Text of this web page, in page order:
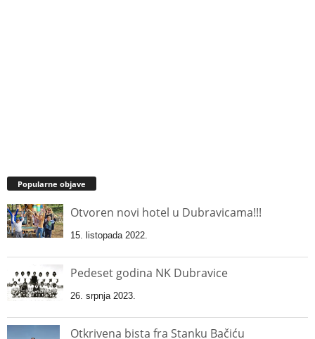
Popularne objave
Otvoren novi hotel u Dubravicama!!!
15. listopada 2022.
Pedeset godina NK Dubravice
26. srpnja 2023.
Otkrivena bista fra Stanku Bačiću